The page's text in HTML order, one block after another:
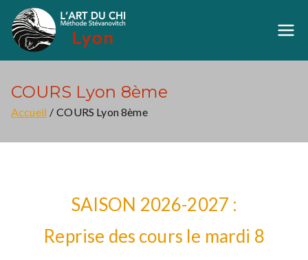
Aller
contenu
COURS Lyon 8ème
Accueil COURS Lyon 8ème
SAISON 2026-2027 :
Reprise des cours le mardi 8